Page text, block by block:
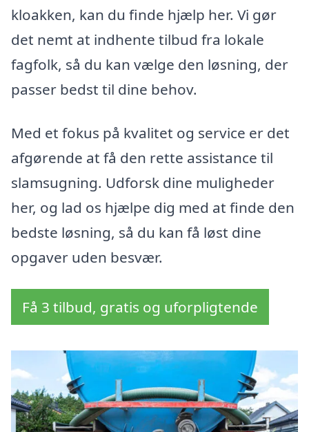
kloakken, kan du finde hjælp her. Vi gør
det nemt at indhente tilbud fra lokale
fagfolk, så du kan vælge den løsning, der
passer bedst til dine behov.
Med et fokus på kvalitet og service er det
afgørende at få den rette assistance til
slamsugning. Udforsk dine muligheder
her, og lad os hjælpe dig med at finde den
bedste løsning, så du kan få løst dine
opgaver uden besvær.
Få 3 tilbud, gratis og uforpligtende